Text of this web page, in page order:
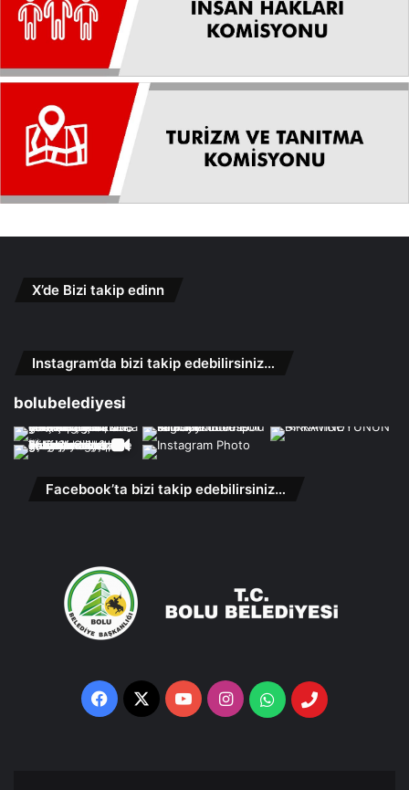
X’de Bizi takip edinn
Instagram’da bizi takip edebilirsiniz…
bolubelediyesi
Facebook’ta bizi takip edebilirsiniz…
Facebook
X YouTubeInstagramWhatsappTelefon